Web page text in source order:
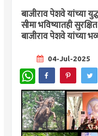
बाजीराव पेशवे यांच्या
सीमा भविष्यातही
बाजीराव पेशवे यांच्या
04-Jul-2025
WhatsApp